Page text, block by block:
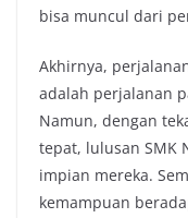
bisa muncul dari
Akhirnya,
adalah perjalanan
Namun, dengan
tepat, lulusan SMK
impian mereka.
kemampuan